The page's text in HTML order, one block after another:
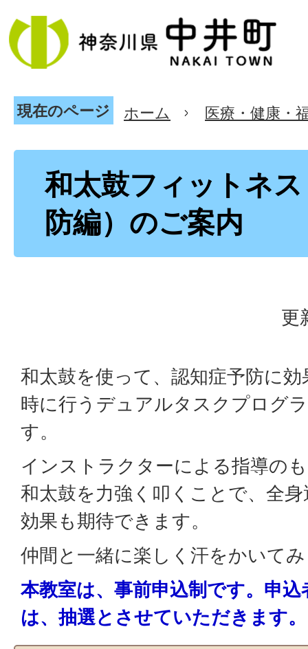
現在のページ ホーム 医療・健康・
和太鼓フィットネ
防編）のご案内
更
和太鼓を使って、認知症予防に
時に行うデュアルタスクプログ
す。
インストラクターによる指導の
和太鼓を力強く叩くことで、全
効果も期待できます。
仲間と一緒に楽しく汗をかいて
本教室は、事前申込制です。申
は、抽選とさせていただきます。